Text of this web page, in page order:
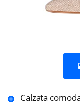
Calzata